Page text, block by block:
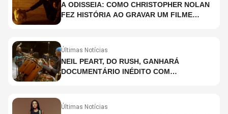
A ODISSEIA: COMO CHRISTOPHER NOLAN
FEZ HISTÓRIA AO GRAVAR UM FILME
Últimas Notícias
NEIL PEART, DO RUSH, GANHARÁ
DOCUMENTÁRIO INÉDITO COM
Últimas Notícias